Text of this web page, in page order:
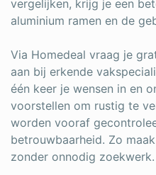
vergelijken, krijg je een
aluminium ramen en de
Via Homedeal vraag je
aan bij erkende
één keer je wensen in en
voorstellen om rustig te
worden vooraf
betrouwbaarheid. Zo
zonder onnodig zoekwerk.